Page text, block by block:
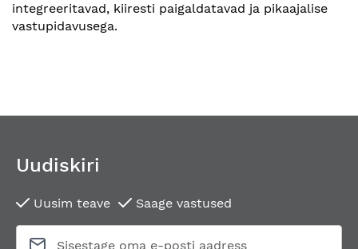
integreeritavad, kiiresti paigaldatavad ja pikaajalise
vastupidavusega.
Uudiskiri
Uusim teave Saage vastused